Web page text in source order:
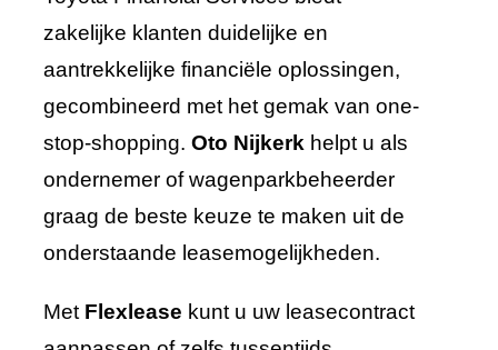
zakelijke klanten duidelijke en
aantrekkelijke financiële oplossingen,
gecombineerd met het gemak van one-
stop-shopping. Oto Nijkerk helpt u als
ondernemer of wagenparkbeheerder
graag de beste keuze te maken uit de
onderstaande leasemogelijkheden.
Met Flexlease kunt u uw leasecontract